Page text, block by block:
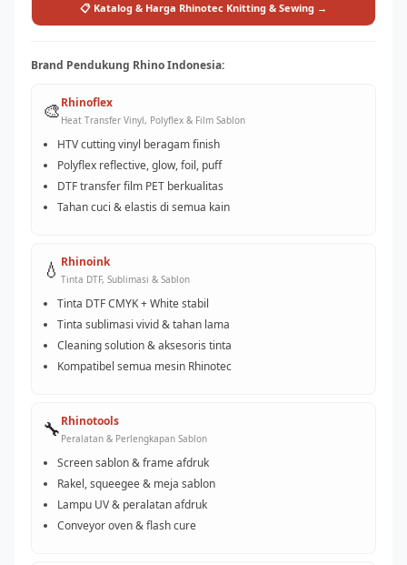
📋 Katalog & Harga Rhinotec Knitting & Sewing →
Brand Pendukung Rhino Indonesia:
🎨Rhinoflex
Heat Transfer Vinyl, Polyflex & Film Sablon
HTV cutting vinyl beragam finish
Polyflex reflective, glow, foil, puff
DTF transfer film PET berkualitas
Tahan cuci & elastis di semua kain
💧 Rhinoink
Tinta DTF, Sublimasi & Sablon
Tinta DTF CMYK + White stabil
Tinta sublimasi vivid & tahan lama
Cleaning solution & aksesoris tinta
Kompatibel semua mesin Rhinotec
🔧Rhinotools
Peralatan & Perlengkapan Sablon
Screen sablon & frame afdruk
Rakel, squeegee & meja sablon
Lampu UV & peralatan afdruk
Conveyor oven & flash cure